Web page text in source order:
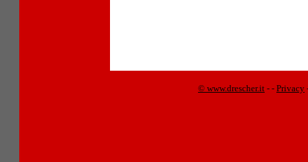
© www.drescher.it - - Privacy